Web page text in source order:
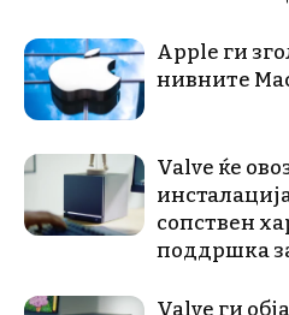
Apple ги
нивните
Valve ќе
сопствен
поддршка
Valve ги